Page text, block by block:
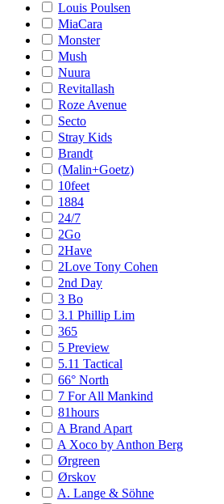
Louis Poulsen
MiaCara
Monster
Mush
Nuura
Revitallash
Roze Avenue
Secto
Stray Kids
Brandt
(Malin+Goetz)
10feet
1884
24/7
2Go
2Have
2Love Tony Cohen
2nd Day
3 Bo
3.1 Phillip Lim
365
5 Preview
5.11 Tactical
66° North
7 For All Mankind
81hours
A Brand Apart
A Xoco by Anthon Berg
Ørgreen
Ørskov
A. Lange & Söhne